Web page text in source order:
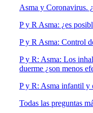
Asma y Coronavirus.
P y R Asma: ¿es
P y R Asma: Control
P y R: Asma: Los
duerme ¿son menos
P y R: Asma infantil y
Todas las preguntas